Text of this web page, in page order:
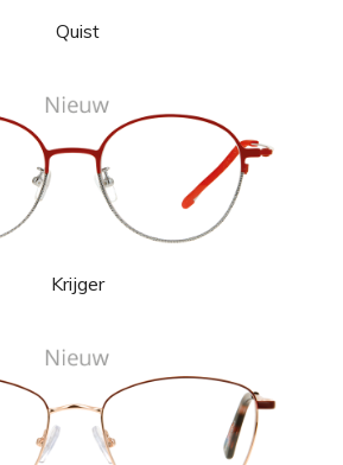
Quist
Krijger